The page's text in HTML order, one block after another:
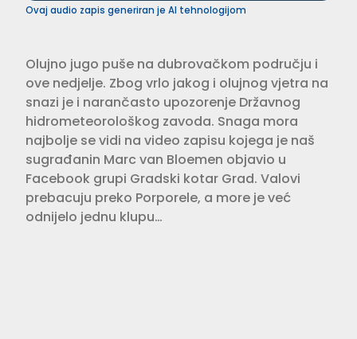
Ovaj audio zapis generiran je AI tehnologijom
Olujno jugo puše na dubrovačkom području i
ove nedjelje. Zbog vrlo jakog i olujnog vjetra na
snazi je i narančasto upozorenje Državnog
hidrometeorološkog zavoda. Snaga mora
najbolje se vidi na video zapisu kojega je naš
sugrađanin Marc van Bloemen objavio u
Facebook grupi Gradski kotar Grad. Valovi
prebacuju preko Porporele, a more je već
odnijelo jednu klupu…